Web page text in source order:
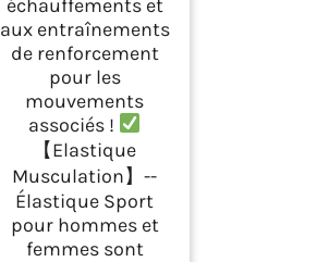
échauffements et
aux entraînements
de renforcement
pour les
mouvements
associés !
【Elastique
Musculation】--
Élastique Sport
pour hommes et
femmes sont